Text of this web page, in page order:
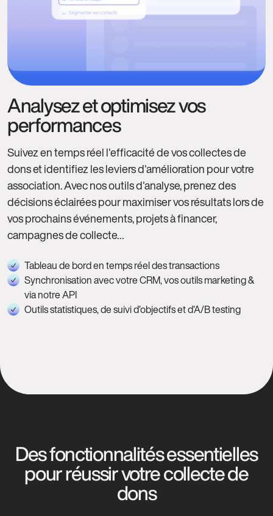
Analysez et optimisez vos
performances
Suivez en temps réel l'efficacité de vos collectes de
dons et identifiez les leviers d'amélioration pour votre
association. Avec nos outils d'analyse, prenez des
décisions éclairées pour maximiser vos résultats lors de
vos prochains événements, projets à financer,
campagnes de collecte…
Tableau de bord en temps réel des transactions
Synchronisation avec votre CRM, vos outils marketing &
via notre API
Outils statistiques, de suivi d’objectifs et d’A/B testing
Des fonctionnalités essentielles
pour réussir votre collecte de
dons